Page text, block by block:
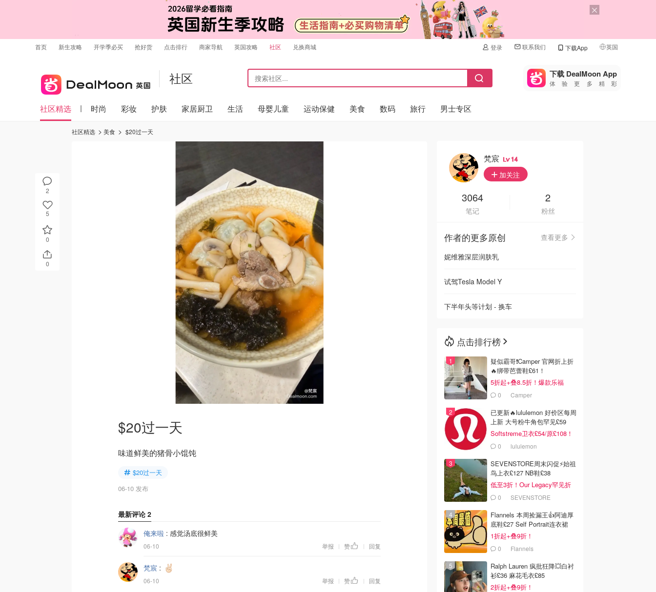
首页 新生攻略 开学季必买 抢好货 点击排行 商家导航 英国攻略 社区 兑换商城 登录 联系我们 下载App 英国
🇺🇸
🇨🇳 中国
🇦🇺
🇳🇿新西兰
社区 下载 DealMoon App
体验更多精彩
社区精选 时尚 彩妆 护肤 家居厨卫 生活 母婴儿童 运动保健 美食 数码 旅行 男士专区
2
5
0
0
社区精选 美食 $20过一天
$20过一天
味道鲜美的猪骨小馄饨
$20过一天
06-10 发布
最新评论 2
俺来啦 : 感觉汤底很鲜美
06-10 举报 | 赞 | 回复
梵宸 :
06-10 举报 | 赞 | 回复
梵宸 14
加关注
3064
笔记
2
粉丝
作者的更多原创
查看更多
妮维雅深层润肤乳
试驾Tesla Model Y
下半年头等计划 - 换车
点击排行榜
疑似霸哥❗️Camper 官网折上折
🔥绑带芭蕾鞋£61！
5折起+叠8.5折！爆款乐福
£68！
0 Camper
已更新🔥lululemon 好价区每周
上新 大号粉牛角包罕见£59
Softstreme卫衣£54/原£108！
0 lululemon
SEVENSTORE周末闪促⚡️始祖
鸟上衣£127 NB鞋£38
低至3折！Our Legacy罕见折
0 SEVENSTORE
Flannels 本周捡漏王👍阿迪厚
底鞋£27 Self Portrait连衣裙
£63
1折起+叠9折！
0 Flannels
Ralph Lauren 疯批狂降💥白衬
衫£36 麻花毛衣£85
2折起+叠9折！